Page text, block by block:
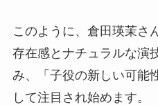
このように、倉田瑛茉さ
存在感とナチュラルな演
み、「子役の新しい可能
して注目され始めます。